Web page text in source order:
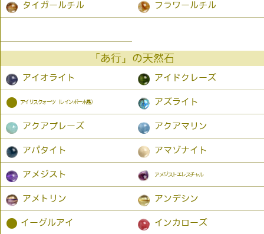
タイガールチル フラワールチル
「あ行」の天然石
アイオライト アイドクレーズ
● アイリスクォーツ（レインボー水晶） アズライト
アクアプレーズ アクアマリン
アパタイト アマゾナイト
アメジスト アメジストエレスチャル
アメトリン アンデシン
● イーグルアイ インカローズ